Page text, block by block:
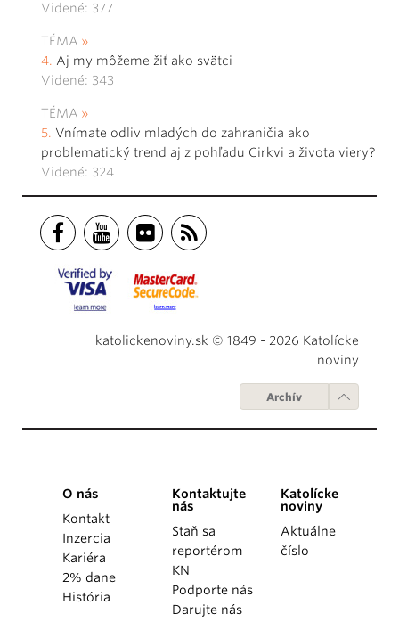
Videné: 377
TÉMA
Aj my môžeme žiť ako svätci
Videné: 343
TÉMA
Vnímate odliv mladých do zahraničia ako
problematický trend aj z pohľadu Cirkvi a života viery?
Videné: 324
katolickenoviny.sk © 1849 - 2026 Katolícke
noviny
Archív
O nás
Kontakt
Inzercia
Kariéra
2% dane
História
Kontaktujte
nás
Staň sa
reportérom
KN
Podporte nás
Darujte nás
Katolícke
noviny
Aktuálne
číslo